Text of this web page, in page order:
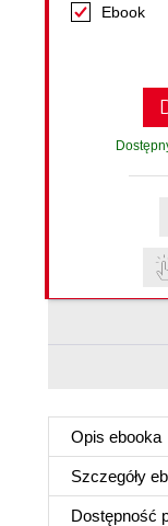
Ebook
Opis ebooka
Szczegóły
Dostępność